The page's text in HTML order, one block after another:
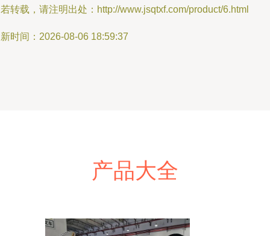
转载，请注明出处：http://www.jsqtxf.com/product/6.html
时间：2026-08-06 18:59:37
产品大全